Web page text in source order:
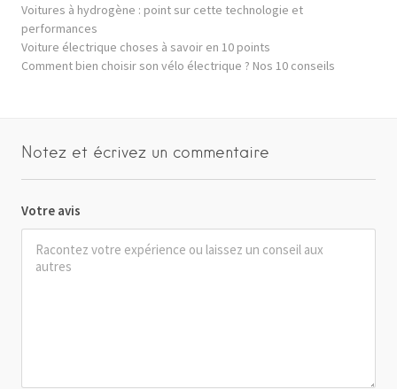
Voitures à hydrogène : point sur cette technologie et
performances
Voiture électrique choses à savoir en 10 points
Comment bien choisir son vélo électrique ? Nos 10 conseils
Notez et écrivez un commentaire
Votre avis